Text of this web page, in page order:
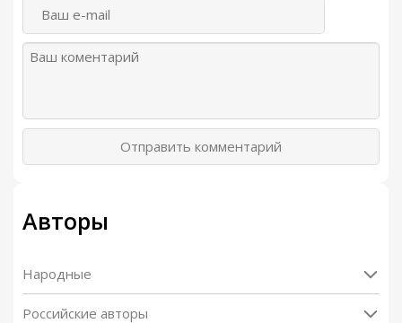
Отправить комментарий
Авторы
Народные
Российские авторы